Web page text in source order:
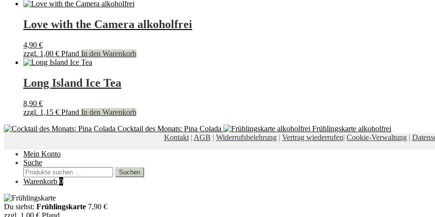
Love with the Camera alkoholfrei
4,90 €
zzgl. 1,00 € Pfand In den Warenkorb
Long Island Ice Tea
8,90 €
zzgl. 1,15 € Pfand In den Warenkorb
Cocktail des Monats: Pina Colada
Frühlingskarte alkoholfrei
Kontakt| AGB | Widerrufsbelehrung| Vertrag wiederrufen| Cookie-Verwaltung|
Mein Konto
Suche
Suchen
nach:
Suchen
Warenkorb 0
Du siehst: Frühlingskarte 7,90 €
zzgl. 1,00 € Pfand